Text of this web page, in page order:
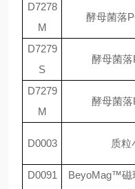
D7278
M
酵母菌落
D7279
S
酵母菌落
D7279
M
酵母菌落
D0003 质粒
D0091
BeyoMag™磁